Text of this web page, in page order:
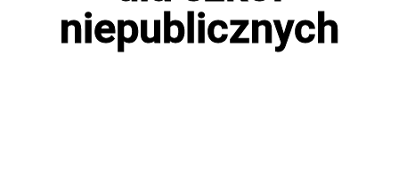
niepublicznych